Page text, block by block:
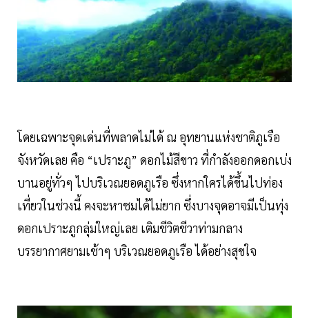
โดยเฉพาะจุดเด่นที่พลาดไม่ได้ ณ อุทยานแห่งชาติภูเรือ
จังหวัดเลย คือ “เปราะภู” ดอกไม้สีขาว ที่กำลังออกดอกเบ่ง
บานอยู่ทั่วๆ ไปบริเวณยอดภูเรือ ซึ่งหากใครได้ขึ้นไปท่อง
เที่ยวในช่วงนี้ คงจะหาชมได้ไม่ยาก ซึ่งบางจุดอาจมีเป็นทุ่ง
ดอกเปราะภูกลุ่มใหญ่เลย เติมชีวิตชีวาท่ามกลาง
บรรยากาศยามเช้าๆ บริเวณยอดภูเรือ ได้อย่างสุขใจ